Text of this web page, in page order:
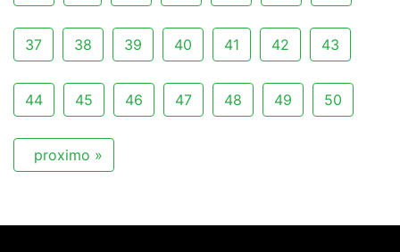
37 38 39 40 41 42 43
44 45 46 47 48 49 50
proximo »